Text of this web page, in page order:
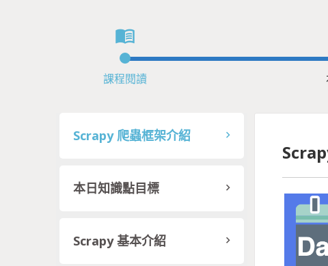
menu_book
課程閱讀
Scrapy 爬蟲框架介紹
本日知識點目標
Scrapy 基本介紹